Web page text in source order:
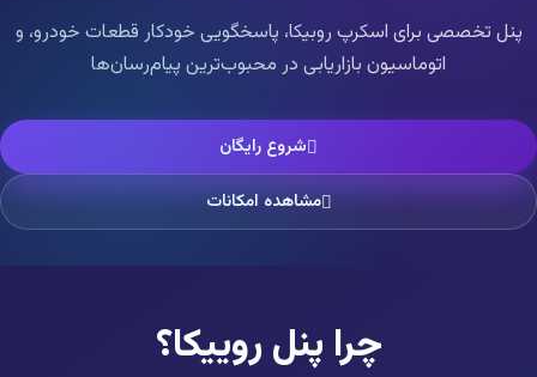
پنل تخصصی برای اسکرپ روبیکا، پاسخگویی خودکار قطعات خودرو، و
اتوماسیون بازاریابی در محبوب‌ترین پیام‌رسان‌ها
شروع رایگان
مشاهده امکانات
چرا پنل روییکا؟